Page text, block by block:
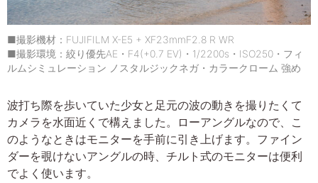
■撮影機材：FUJIFILM X-E5 + XF23mmF2.8 R WR
■撮影環境：絞り優先AE・F4(+0.7 EV)・1/2200s・ISO250・フィ
ルムシミュレーション ノスタルジックネガ・カラークローム 強め
波打ち際を歩いていた少女と足元の波の動きを撮りたくて
カメラを水面近くで構えました。ローアングルなので、こ
のようなときはモニターを手前に引き上げます。ファイン
ダーを覗けないアングルの時、チルト式のモニターは便利
でよく使います。